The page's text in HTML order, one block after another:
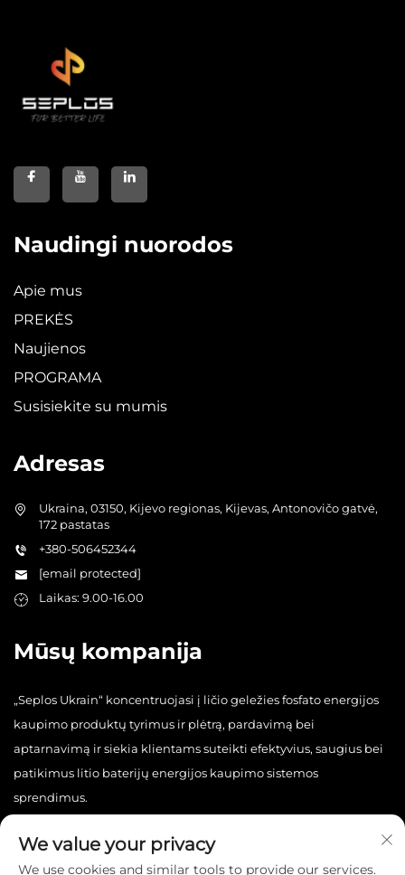
Naudingi nuorodos
Apie mus
PREKĖS
Naujienos
PROGRAMA
Susisiekite su mumis
Adresas
Ukraina, 03150, Kijevo regionas, Kijevas, Antonovičo gatvė,
172 pastatas
+380-506452344
[email protected]
Laikas: 9.00-16.00
Mūsų kompanija
„Seplos Ukrain“ koncentruojasi į ličio geležies fosfato energijos
kaupimo produktų tyrimus ir plėtrą, pardavimą bei
aptarnavimą ir siekia klientams suteikti efektyvius, saugius bei
patikimus litio baterijų energijos kaupimo sistemos
sprendimus.
We value your privacy
We use cookies and similar tools to provide our services.